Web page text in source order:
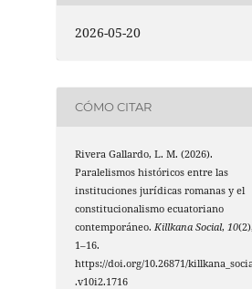
2026-05-20
CÓMO CITAR
Rivera Gallardo, L. M. (2026).
Paralelismos históricos entre las
instituciones jurídicas romanas y el
constitucionalismo ecuatoriano
contemporáneo.Killkana Social,10
1–16.
https://doi.org/10.26871/
.v10i2.1716